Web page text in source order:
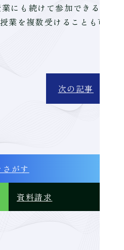
にも続けて参加できるの
業を複数受けることも可能
次の記事
さがす
資料請求